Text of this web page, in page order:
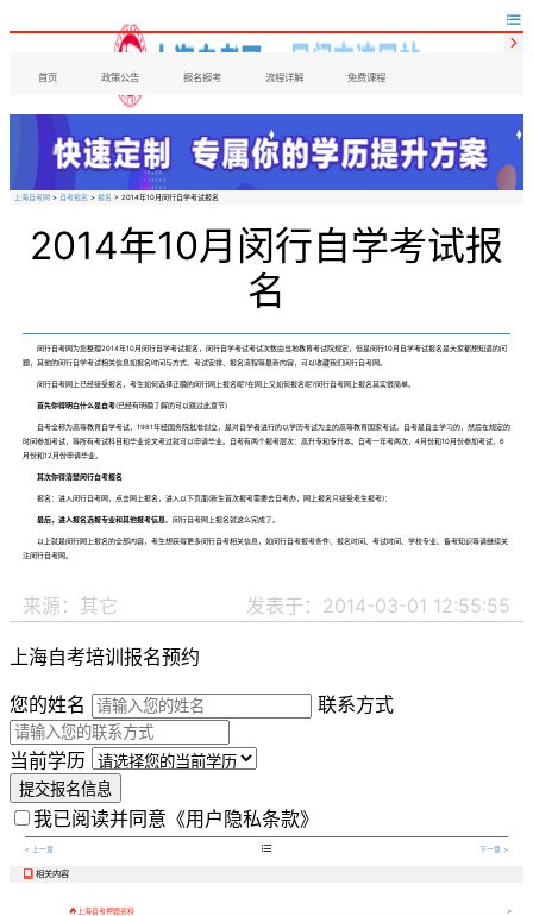

首页 政策公告 报名报考 流程详解 免费课程

上海自考网 > 自考报名 > 报名 > 2014年10月闵行自学考试报名
2014年10月闵行自学考试报
名
闵行自考网为您整理2014年10月闵行自学考试报名，闵行自学考试考试次数由当地教育考试院规定，但是闵行10月自学考试报名是大家都想知道的问
题，其他的闵行自学考试相关信息如报名时间与方式、考试安排、报名流程等最新内容，可以收藏我们闵行自考网。
闵行自考网上已经接受报名，考生如何选择正确的闵行网上报名呢?在网上又如何报名呢?闵行自考网上报名其实很简单。
首先你得明白什么是自考(已经有明确了解的可以跳过此章节)
自考全称为高等教育自学考试，1981年经国务院批准创立，是对自学者进行的以学历考试为主的高等教育国家考试。自考是自主学习的，然后在规定的
时间参加考试，等所有考试科目和毕业论文考过就可以申请毕业。自考有两个报考层次：高升专和专升本。自考一年考两次，4月份和10月份参加考试，6
月份和12月份申请毕业。
其次你得清楚闵行自考报名
报名：进入闵行自考网，点击网上报名，进入以下页面(新生首次报考需要去自考办，网上报名只接受老生报考)：
最后，进入报名选报专业和其他报考信息 。闵行自考网上报名就这么完成了。
以上就是闵行网上报名的全部内容，考生想获得更多闵行自考相关信息，如闵行自考报考条件、报名时间、考试时间、学校专业、备考知识等请继续关
注闵行自考网。
来源：其它 发表于：2014-03-01 12:55:55
上海自考培训报名预约
您的姓名
联系方式
当前学历
提交报名信息
我已阅读并同意 《用户隐私条款》
< 上一章  下一章 >
 相关内容
 上海自考押题资料